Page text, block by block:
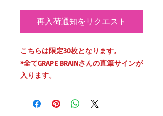
再入荷通知をリクエスト
こちらは限定30枚となります。
*全てGRAPE BRAINさんの直筆サインが
入ります。